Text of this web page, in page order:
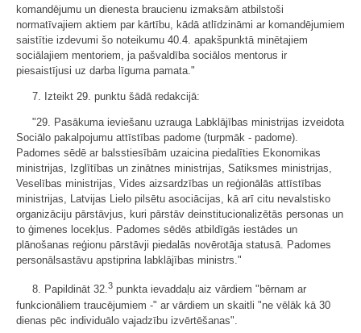
komandējumu un dienesta braucienu izmaksām atbilstoši
normatīvajiem aktiem par kārtību, kādā atlīdzināmi ar komandējumiem
saistītie izdevumi šo noteikumu 40.4. apakšpunktā minētajiem
sociālajiem mentoriem, ja pašvaldība sociālos mentorus ir
piesaistījusi uz darba līguma pamata."
7. Izteikt 29. punktu šādā redakcijā:
"29. Pasākuma ieviešanu uzrauga Labklājības ministrijas izveidota
Sociālo pakalpojumu attīstības padome (turpmāk - padome).
Padomes sēdē ar balsstiesībām uzaicina piedalīties Ekonomikas
ministrijas, Izglītības un zinātnes ministrijas, Satiksmes ministrijas,
Veselības ministrijas, Vides aizsardzības un reģionālās attīstības
ministrijas, Latvijas Lielo pilsētu asociācijas, kā arī citu nevalstisko
organizāciju pārstāvjus, kuri pārstāv deinstitucionalizētās personas un
to ģimenes locekļus. Padomes sēdēs atbildīgās iestādes un
plānošanas reģionu pārstāvji piedalās novērotāja statusā. Padomes
personālsastāvu apstiprina labklājības ministrs."
8. Papildināt 32.3 punkta ievaddaļu aiz vārdiem "bērnam ar
funkcionāliem traucējumiem -" ar vārdiem un skaitli "ne vēlāk kā 30
dienas pēc individuālo vajadzību izvērtēšanas".